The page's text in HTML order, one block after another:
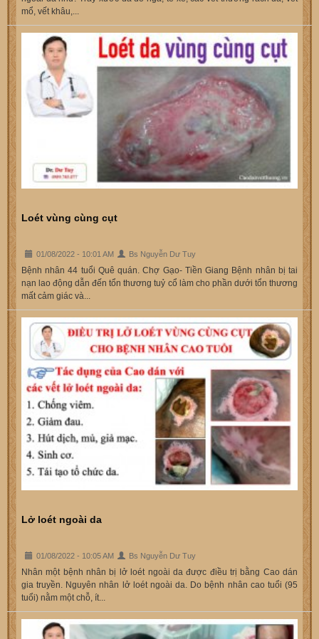
mổ, vết khâu,...
Loét vùng cùng cụt
01/08/2022 - 10:01 AM Bs Nguyễn Dư Tuy
Bệnh nhân 44 tuổi Quê quán. Chợ Gạo- Tiền Giang Bệnh nhân bị tai
nạn lao động dẫn đến tổn thương tuỷ cổ làm cho phần dưới tổn thương
mất cảm giác và...
Lở loét ngoài da
01/08/2022 - 10:05 AM Bs Nguyễn Dư Tuy
Nhân một bệnh nhân bị lở loét ngoài da được điều trị bằng Cao dán
gia truyền. Nguyên nhân lở loét ngoài da. Do bệnh nhân cao tuổi (95
tuổi) nằm một chỗ, ít...